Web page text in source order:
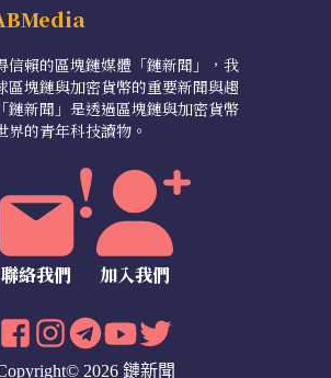
信賴的區塊鏈媒體「鏈新聞」，我
區塊鏈與加密貨幣的重要新聞與趨
鏈新聞」是透過區塊鏈與加密貨幣
界的青年科技讀物。
聯絡我們 加入我們
2026 鏈新聞